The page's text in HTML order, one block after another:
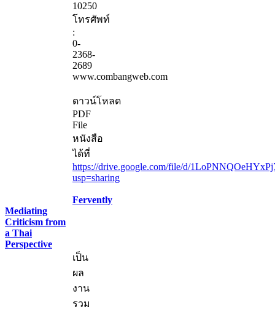
10250
โทรศัพท์
:
0-
2368-
2689
www.combangweb.com
ดาวน์โหลด
PDF
File
หนังสือ
ได้ที่
https://drive.google.com/file/d/
usp=sharing
Fervently
Mediating
Criticism from
a Thai
Perspective
เป็น
ผล
งาน
รวม